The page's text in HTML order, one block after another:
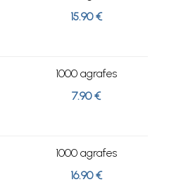
15.90 €
1000 agrafes
7.90 €
1000 agrafes
16.90 €